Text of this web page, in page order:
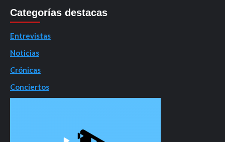
Categorías destacas
Entrevistas
Noticias
Crónicas
Conciertos